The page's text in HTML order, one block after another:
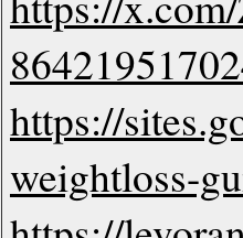
https://
weightloss-